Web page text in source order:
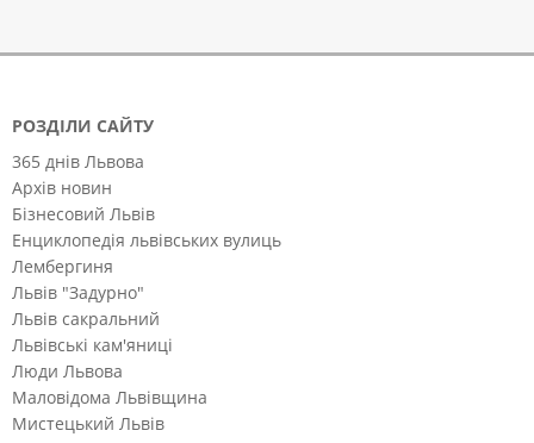
РОЗДІЛИ САЙТУ
365 днів Львова
Архів новин
Бізнесовий Львів
Енциклопедія львівських вулиць
Лембергиня
Львів "Задурно"
Львів сакральний
Львівські кам'яниці
Люди Львова
Маловідома Львівщина
Мистецький Львів